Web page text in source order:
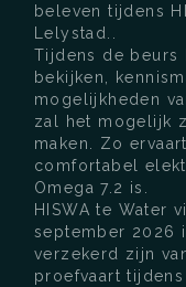
beleven tijdens
Lelystad..
Tijdens de beurs
bekijken,
mogelijkheden
zal het mogelijk
maken. Zo
comfortabel
Omega 7.2 is.
HISWA te Water
september 2026
verzekerd zijn
proefvaart